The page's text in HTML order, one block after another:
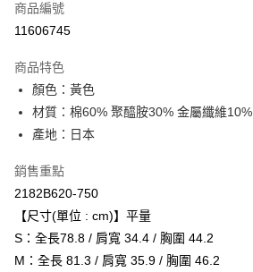
超商取貨付款
運送方式
全家取貨付款
每筆NT$80，滿NT$6,000(含以上)免運費
萊爾富取貨付款
每筆NT$80，滿NT$6,000(含以上)免運費
商品編號
11606745
商品特色
顏色：黃色
材質：棉60% 聚醯胺30% 金屬纖維10%
產地：日本
銷售重點
2182B620-750
【尺寸(單位 : cm)】平量
S：全長78.8 / 肩寬 34.4 / 胸圍 44.2
M：全長 81.3 / 肩寬 35.9 / 胸圍 46.2